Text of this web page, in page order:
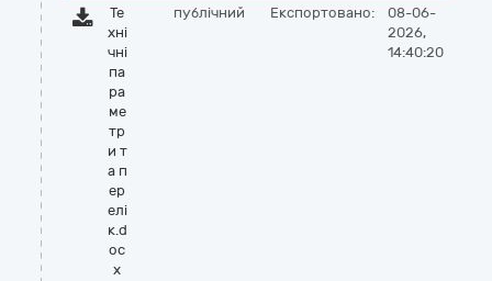
Те
хні
чні
па
ра
ме
тр
и т
а п
ер
елі
к.d
oc
x
публічний Експортовано:
08-06-
2026,
14:40:20